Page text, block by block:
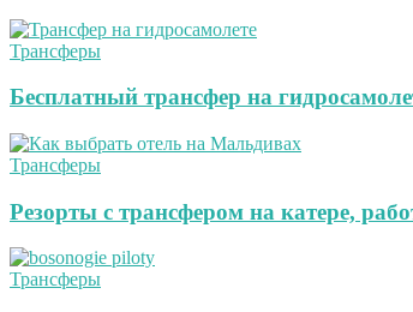
Трансферы
Бесплатный трансфер на
Трансферы
Резорты с трансфером на катере,
Трансферы